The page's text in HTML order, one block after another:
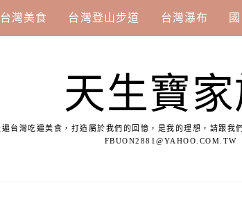
台灣美食 台灣登山步道 台灣瀑布
天生寶家
台灣吃遍美食，打造屬於我們的回憶，是我的理想，請跟我
FBUON2881@YAHOO.COM.TW